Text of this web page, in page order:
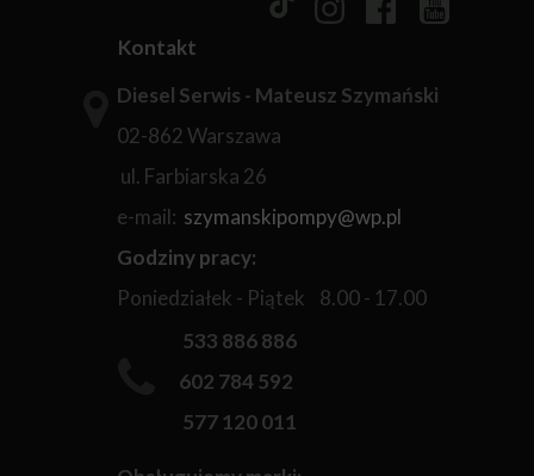
533 886 886
602 784 592
577 120 011
Diesel Serwis - Mateusz Szymański
02-862 Warszawa
ul. Farbiarska 26
e-mail: szymanskipompy@wp.pl
Godziny pracy:
Poniedziałek - Piątek 8.00 - 17.00
Kontakt